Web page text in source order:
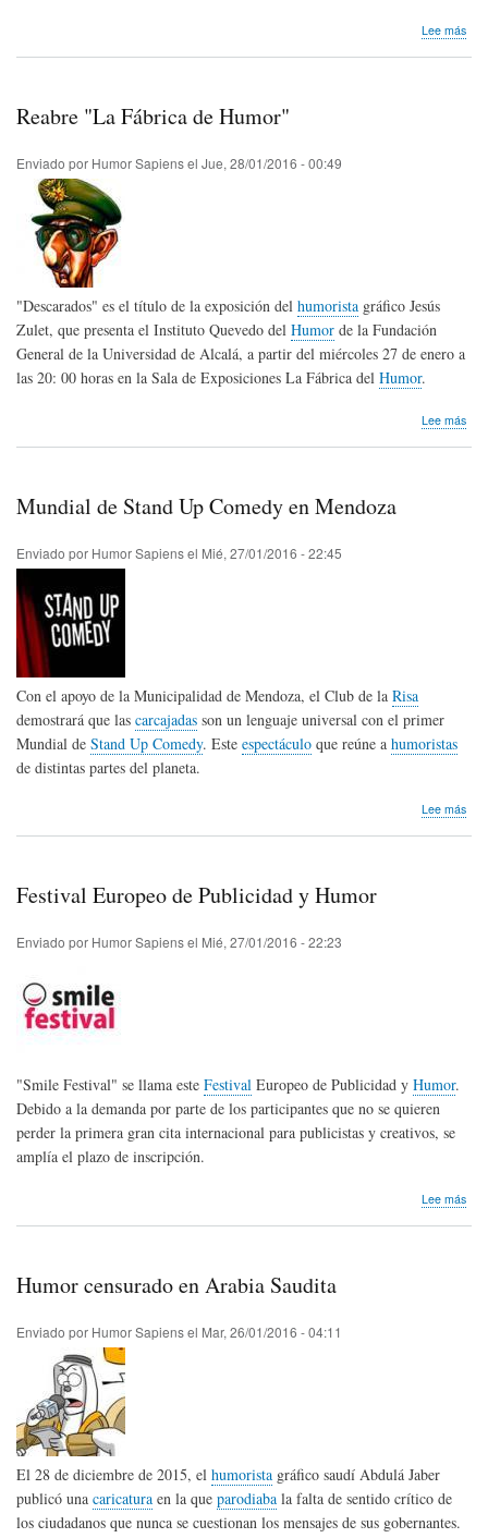
Lee más
Reabre "La Fábrica de Humor"
Enviado por Humor Sapiensel Jue, 28/01/2016 - 00:49
"Descarados" es el título de la exposición del humorista gráfico Jesús
Zulet, que presenta el Instituto Quevedo del Humor de la Fundación
General de la Universidad de Alcalá, a partir del miércoles 27 de enero a
las 20: 00 horas en la Sala de Exposiciones La Fábrica del Humor.
Lee más
Mundial de Stand Up Comedy en Mendoza
Enviado por Humor Sapiensel Mié, 27/01/2016 - 22:45
Con el apoyo de la Municipalidad de Mendoza, el Club de la Risa
demostrará que las carcajadas son un lenguaje universal con el primer
Mundial de Stand Up Comedy. Este espectáculo que reúne a humoristas
de distintas partes del planeta.
Lee más
Festival Europeo de Publicidad y Humor
Enviado por Humor Sapiensel Mié, 27/01/2016 - 22:23
"Smile Festival" se llama este Festival Europeo de Publicidad y Humor.
Debido a la demanda por parte de los participantes que no se quieren
perder la primera gran cita internacional para publicistas y creativos, se
amplía el plazo de inscripción.
Lee más
Humor censurado en Arabia Saudita
Enviado por Humor Sapiensel Mar, 26/01/2016 - 04:11
El 28 de diciembre de 2015, el humorista gráfico saudí Abdulá Jaber
publicó una caricatura en la que parodiaba la falta de sentido crítico de
los ciudadanos que nunca se cuestionan los mensajes de sus gobernantes.